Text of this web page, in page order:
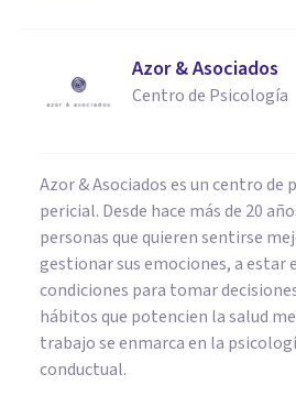
Azor & Asociados
Centro de Psicología
Azor & Asociados es un centro de
pericial. Desde hace más de 20
personas que quieren sentirse
gestionar sus emociones, a estar
condiciones para tomar
hábitos que potencien la salud
trabajo se enmarca en la
conductual.